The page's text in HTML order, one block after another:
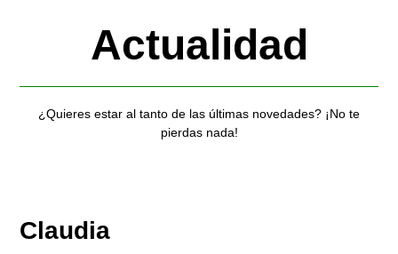
Actualidad
¿Quieres estar al tanto de las últimas novedades? ¡No te
pierdas nada!
Claudia